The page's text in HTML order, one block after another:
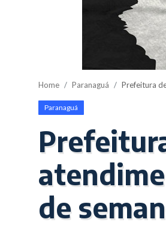
Home Paranaguá Prefeitura
Paranaguá
de